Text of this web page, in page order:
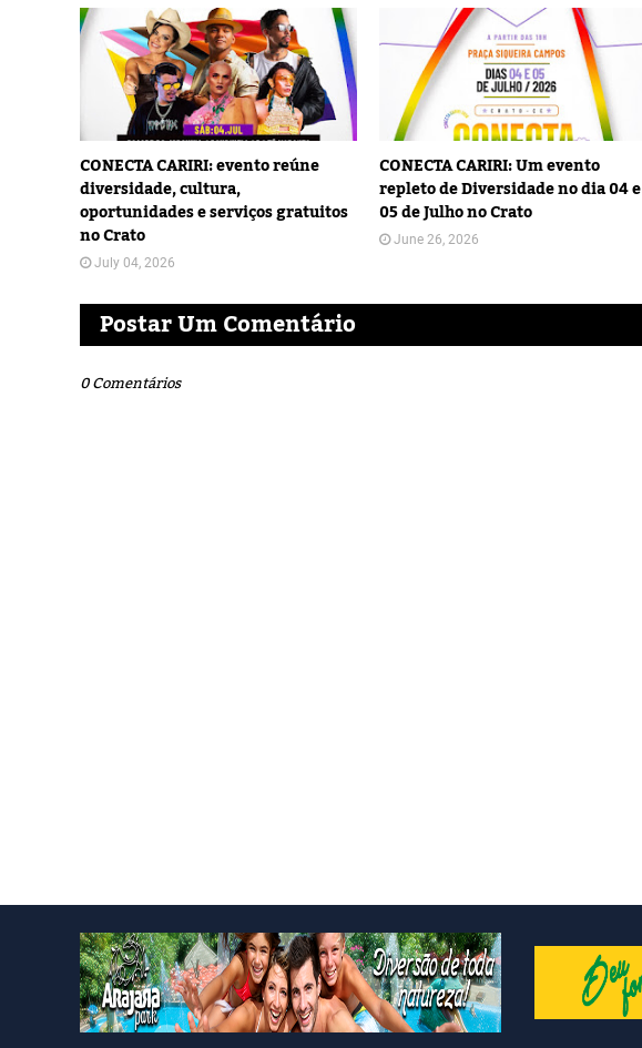
CONECTA CARIRI: evento reúne
diversidade, cultura,
oportunidades e serviços gratuitos
no Crato
July 04, 2026
CONECTA CARIRI: Um evento
repleto de Diversidade no dia 04 e
05 de Julho no Crato
June 26, 2026
Postar Um Comentário
0 Comentários